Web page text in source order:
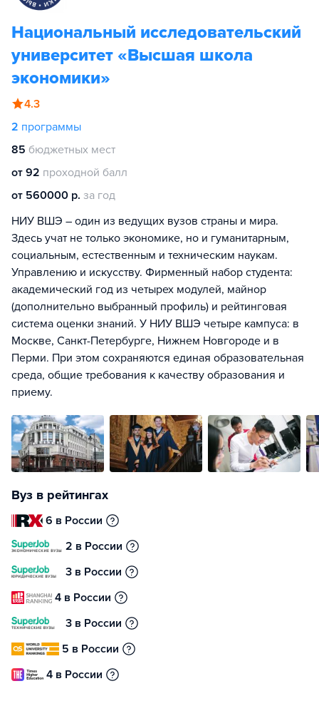
Национальный исследовательский
университет «Высшая школа
экономики»
4.3
2 программы
85 бюджетных мест
от 92 проходной балл
от 560000 р. за год
НИУ ВШЭ – один из ведущих вузов страны и мира.
Здесь учат не только экономике, но и гуманитарным,
социальным, естественным и техническим наукам.
Управлению и искусству. Фирменный набор студента:
академический год из четырех модулей, майнор
(дополнительно выбранный профиль) и рейтинговая
система оценки знаний. У НИУ ВШЭ четыре кампуса: в
Москве, Санкт-Петербурге, Нижнем Новгороде и в
Перми. При этом сохраняются единая образовательная
среда, общие требования к качеству образования и
приему.
Вуз в рейтингах
6 в России
2 в России
3 в России
4 в России
3 в России
5 в России
4 в России